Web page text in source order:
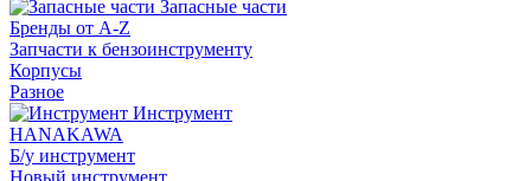
Запасные части
Бренды от A-Z
Запчасти к бензоинструменту
Корпусы
Разное
Инструмент
HANAKAWA
Б/у инструмент
Новый инструмент